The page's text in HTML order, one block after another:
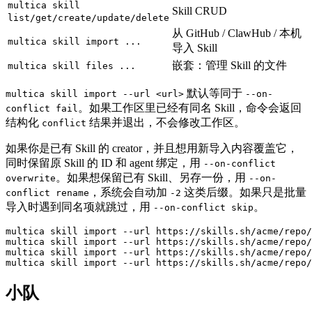
multica skill
list/get/create/update/delete
Skill CRUD
multica skill import ...
从 GitHub / ClawHub / 本机
导入 Skill
multica skill files ... 嵌套：管理 Skill 的文件
multica skill import --url <url> 默认等同于 --on-
conflict fail 。如果工作区里已经有同名 Skill，命令会返回
结构化 conflict 结果并退出，不会修改工作区。
如果你是已有 Skill 的 creator，并且想用新导入内容覆盖它，
同时保留原 Skill 的 ID 和 agent 绑定，用 --on-conflict
overwrite 。如果想保留已有 Skill、另存一份，用 --on-
conflict rename ，系统会自动加 -2 这类后缀。如果只是批量
导入时遇到同名项就跳过，用 --on-conflict skip 。
multica skill import --url https://skills.sh/acme/repo/
multica skill import --url https://skills.sh/acme/repo/
multica skill import --url https://skills.sh/acme/repo/
小队